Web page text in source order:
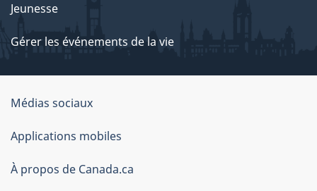
Jeunesse
Gérer les événements de la vie
Organisation
du
gouvernement
du
Médias sociaux
Applications mobiles
À propos de Canada.ca